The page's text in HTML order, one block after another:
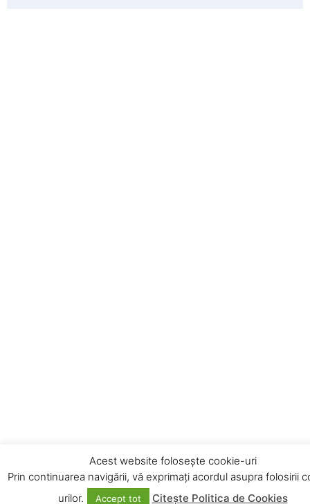
Acest website folosește cookie-uri
Prin continuarea navigării, vă exprimați acordul asupra folosirii
urilor.
Accept tot Citește Politica de Cookies